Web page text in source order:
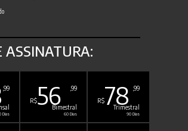
ASSINATURA:
,99
Dias
R$56 ,99
Bimestral
60 Dias
R$78 ,99
Trimestral
90 Dias